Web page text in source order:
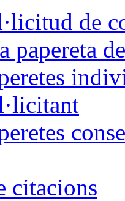
de
papereta
citacions